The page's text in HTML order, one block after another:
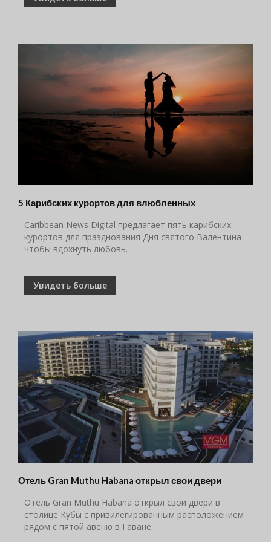
5 Карибских курортов для влюбленных
Caribbean News Digital предлагает пять карибских
курортов для празднования Дня святого Валентина
чтобы вдохнуть любовь.
Увидеть больше
Отель Gran Muthu Habana открыл свои двери
Отель Gran Muthu Habana открыл свои двери в
столице Кубы с привилегированным расположением
рядом с пятой авеню в Гаване.